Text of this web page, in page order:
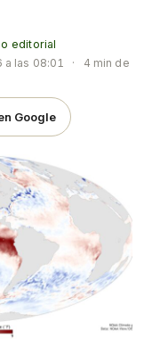
editorial
a las 08:01 ·
4 min de
Google